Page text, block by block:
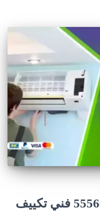
فني تكييف النعيم 55560390 فني تكييف